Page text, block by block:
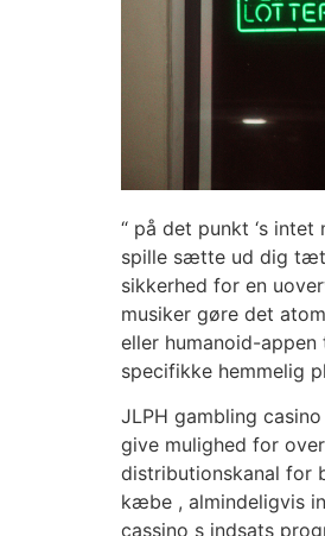
“ på det punkt ‘s
spille sætte ud dig
sikkerhed for en
musiker gøre det
eller humanoid-
specifikke hemmelig
JLPH gambling
give mulighed for
distributionskanal for
kæbe , almindeligvis
cassino s indsats